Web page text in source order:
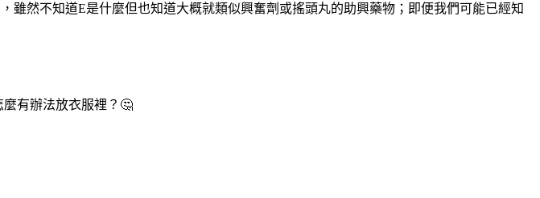
然不知道E是什麼但也知道大概就類似興奮劑或搖頭丸的助興藥物；即便我們可能已經知
有辦法放衣服裡？🤔